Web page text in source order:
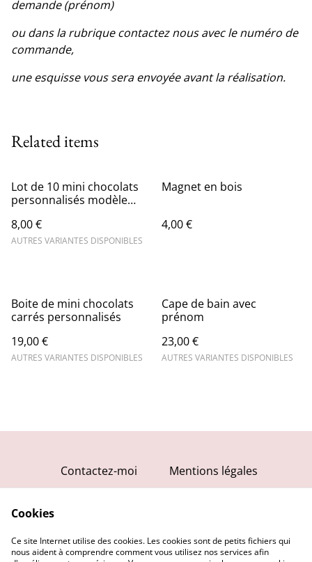
demande (prénom)
ou dans la rubrique contactez nous avec le numéro de
commande,
une esquisse vous sera envoyée avant la réalisation.
Related items
Lot de 10 mini chocolats
personnalisés modèle
8,00 €
AUTRES VARIANTES DISPONIBLES
Magnet en bois
4,00 €
Boite de mini chocolats
carrés personnalisés
19,00 €
AUTRES VARIANTES DISPONIBLES
Cape de bain avec
prénom
23,00 €
AUTRES VARIANTES DISPONIBLES
Contactez-moi Mentions légales
Politique de cookies
Cookies
Ce site Internet utilise des cookies. Les cookies sont de petits fichiers qui
nous aident à comprendre comment vous utilisez nos services afin